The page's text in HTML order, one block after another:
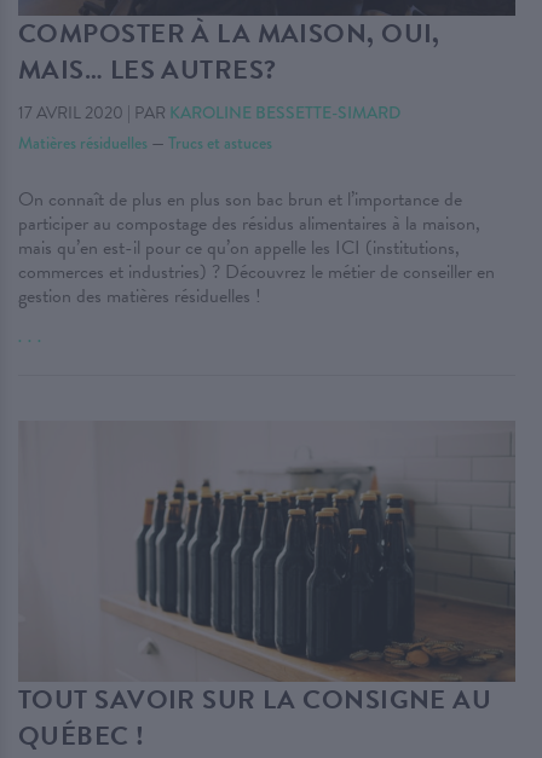
COMPOSTER À LA MAISON, OUI,
MAIS… LES AUTRES?
17 AVRIL 2020 | PAR KAROLINE BESSETTE-SIMARD
Matières résiduelles — Trucs et astuces
On connaît de plus en plus son bac brun et l’importance de
participer au compostage des résidus alimentaires à la maison,
mais qu’en est-il pour ce qu’on appelle les ICI (institutions,
commerces et industries) ? Découvrez le métier de conseiller en
gestion des matières résiduelles !
. . .
TOUT SAVOIR SUR LA CONSIGNE AU
QUÉBEC !